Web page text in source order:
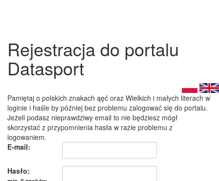
Rejestracja do portalu
Datasport
Pamiętaj o polskich znakach ąęć oraz Wielkich i małych literach w
loginie i haśle by później bez problemu zalogować się do portalu.
Jeżeli podasz nieprawdziwy email to nie będziesz mógł
skorzystać z przypomnienia hasła w razie problemu z
logowaniem.
E-mail:
Hasło: